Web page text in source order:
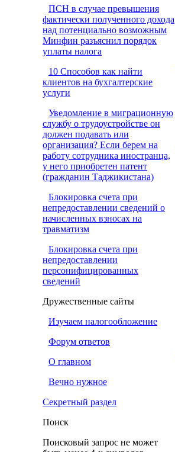
ПСН в случае превышения
фактически полученного дохода
над потенциально возможным
Минфин разъяснил порядок
уплаты налога
10 Способов как найти
клиентов на бухгалтерские
услуги
Уведомление в миграционную
службу о трудоустройстве он
должен подавать или
организация? Если берем на
работу сотрудника иностранца,
у него приобретен патент
(гражданин Таджикистана)
Блокировка счета при
непредоставлении сведений о
начисленных взносах на
травматизм
Блокировка счета при
непредоставлении
персонифицированных
сведений
Дружественные сайты
Изучаем налогообложение
Форум ответов
О главном
Вечно нужное
Секретный раздел
Поиск
Поисковый запрос не может